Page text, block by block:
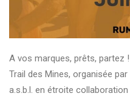
A vos marques, prêts, partez
Trail des Mines, organisée
a.s.b.l. en étroite